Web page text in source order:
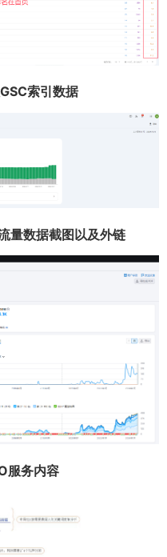
索引数据
量数据截图以及外链
服务内容